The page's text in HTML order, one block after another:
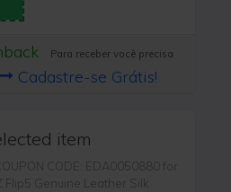
Para receber você precisa
Cadastre-se Grátis!
item
CODE: EDA0050880 for
Flip5 Genuine Leather Silk